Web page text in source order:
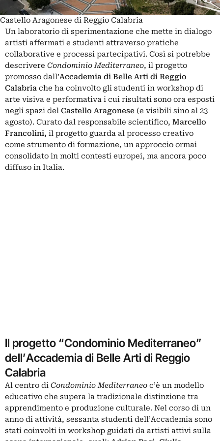
Castello Aragonese di Reggio Calabria
Un laboratorio di sperimentazione che mette in dialogo
artisti affermati e studenti attraverso pratiche
collaborative e processi partecipativi. Così si potrebbe
descrivere Condominio Mediterraneo, il progetto
promosso dall’Accademia di Belle Arti di Reggio
Calabria che ha coinvolto gli studenti in workshop di
arte visiva e performativa i cui risultati sono ora esposti
negli spazi del Castello Aragonese (e visibili sino al 23
agosto). Curato dal responsabile scientifico, Marcello
Francolini, il progetto guarda al processo creativo
come strumento di formazione, un approccio ormai
consolidato in molti contesti europei, ma ancora poco
diffuso in Italia.
Il progetto “Condominio Mediterraneo”
dell’Accademia di Belle Arti di Reggio
Calabria
Al centro di Condominio Mediterraneo c’è un modello
educativo che supera la tradizionale distinzione tra
apprendimento e produzione culturale. Nel corso di un
anno di attività, sessanta studenti dell’Accademia sono
stati coinvolti in workshop guidati da artisti attivi sulla